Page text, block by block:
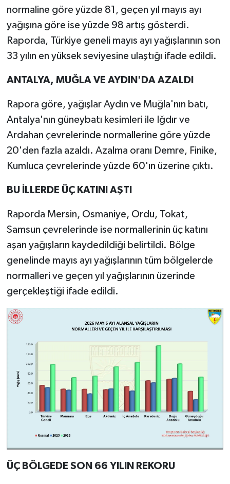
normaline göre yüzde 81, geçen yıl mayıs ayı
yağışına göre ise yüzde 98 artış gösterdi.
Raporda, Türkiye geneli mayıs ayı yağışlarının son
33 yılın en yüksek seviyesine ulaştığı ifade edildi.
ANTALYA, MUĞLA VE AYDIN'DA AZALDI
Rapora göre, yağışlar Aydın ve Muğla'nın batı,
Antalya'nın güneybatı kesimleri ile Iğdır ve
Ardahan çevrelerinde normallerine göre yüzde
20'den fazla azaldı. Azalma oranı Demre, Finike,
Kumluca çevrelerinde yüzde 60'ın üzerine çıktı.
BU İLLERDE ÜÇ KATINI AŞTI
Raporda Mersin, Osmaniye, Ordu, Tokat,
Samsun çevrelerinde ise normallerinin üç katını
aşan yağışların kaydedildiği belirtildi. Bölge
genelinde mayıs ayı yağışlarının tüm bölgelerde
normalleri ve geçen yıl yağışlarının üzerinde
gerçekleştiği ifade edildi.
ÜÇ BÖLGEDE SON 66 YILIN REKORU